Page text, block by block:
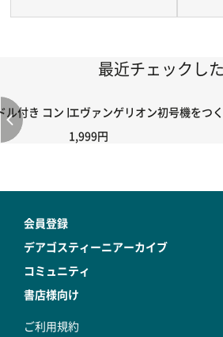
最近チェックし
付き コントローラー＆ポイント切り替
エヴァンゲリオン初号機をつ
1,999円
会員登録
デアゴスティーニアーカイブ
コミュニティ
書店様向け
ご利用規約